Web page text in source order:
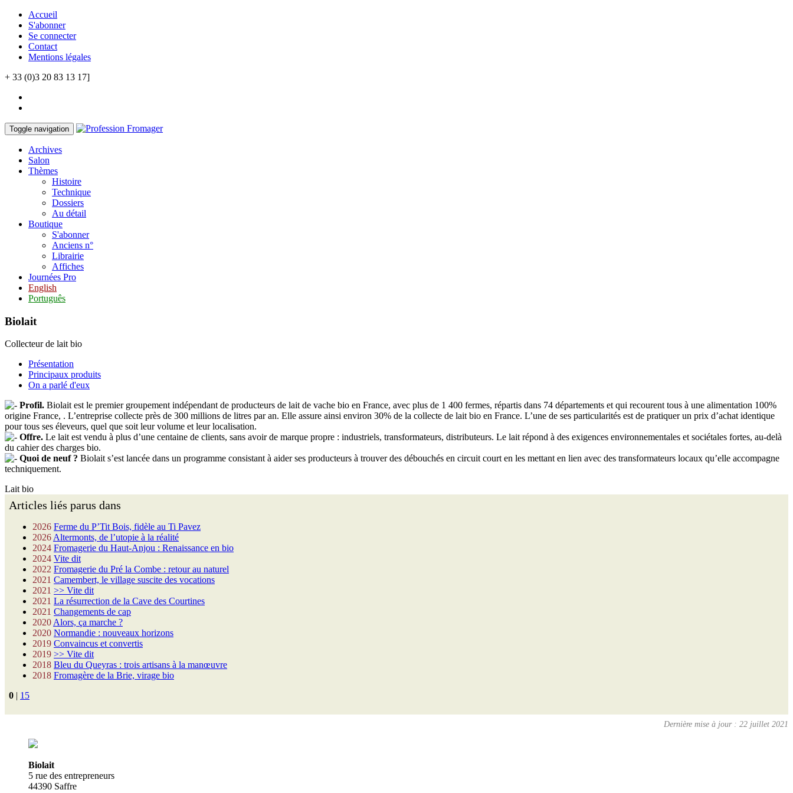
Accueil
S'abonner
Se connecter
Contact
Mentions légales
+ 33 (0)3 20 83 13 17]
Toggle navigation
Archives
Salon
Thèmes
Histoire
Technique
Dossiers
Au détail
Boutique
S'abonner
Anciens n°
Librairie
Affiches
Journées Pro
English
Português
Biolait
Collecteur de lait bio
Présentation
Principaux produits
On a parlé d'eux
Profil. Biolait est le premier groupement indépendant de producteurs de lait de vache bio en France, avec plus de 1 400 fermes, répartis dans 74 départements et qui recourent tous à une alimentation 100%
origine France, . L’entreprise collecte près de 300 millions de litres par an. Elle assure ainsi environ 30% de la collecte de lait bio en France. L’une de ses particularités est de pratiquer un prix d’achat identique
pour tous ses éleveurs, quel que soit leur volume et leur localisation.
Offre. Le lait est vendu à plus d’une centaine de clients, sans avoir de marque propre : industriels, transformateurs, distributeurs. Le lait répond à des exigences environnementales et sociétales fortes, au-delà
du cahier des charges bio.
Quoi de neuf ? Biolait s’est lancée dans un programme consistant à aider ses producteurs à trouver des débouchés en circuit court en les mettant en lien avec des transformateurs locaux qu’elle accompagne
techniquement.
Lait bio
Articles liés parus dans
2026 Ferme du P’Tit Bois, fidèle au Ti Pavez
2026Altermonts, de l’utopie à la réalité
2024 Fromagerie du Haut-Anjou : Renaissance en bio
2024 Vite dit
2022 Fromagerie du Pré la Combe : retour au naturel
2021 Camembert, le village suscite des vocations
2021 >> Vite dit
2021 La résurrection de la Cave des Courtines
2021 Changements de cap
2020Alors, ça marche ?
2020 Normandie : nouveaux horizons
2019 Convaincus et convertis
2019 >> Vite dit
2018 Bleu du Queyras : trois artisans à la manœuvre
2018 Fromagère de la Brie, virage bio
0 | 15
Dernière mise à jour : 22 juillet 2021
Biolait
5 rue des entrepreneurs
44390 Saffre